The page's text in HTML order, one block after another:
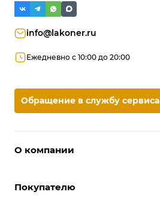
О компании
Условия работы
Покупателю
info@lakoner.ru
Ежедневно с 10:00 до 20:00
Обращение в службу сервиса